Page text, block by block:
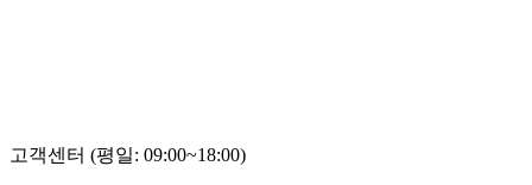
고객센터 (평일: 09:00~18:00)